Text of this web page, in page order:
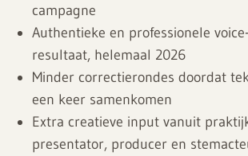
campagne
Authentieke en professionele
resultaat, helemaal 2026
Minder correctierondes doordat
een keer samenkomen
Extra creatieve input vanuit
presentator, producer en